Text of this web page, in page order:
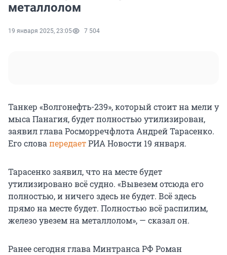
металлолом
19 января 2025, 23:05 7 504
Танкер «Волгонефть-239», который стоит на мели у
мыса Панагия, будет полностью утилизирован,
заявил глава Росморречфлота Андрей Тарасенко.
Его слова передаетРИА Новости 19 января.
Тарасенко заявил, что на месте будет
утилизировано всё судно. «Вывезем отсюда его
полностью, и ничего здесь не будет. Всё здесь
прямо на месте будет. Полностью всё распилим,
железо увезем на металлолом», — сказал он.
Ранее сегодня глава Минтранса РФ Роман